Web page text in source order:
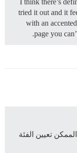
I think there’s
tried it out and it
with an
page you
تعيين الفئة